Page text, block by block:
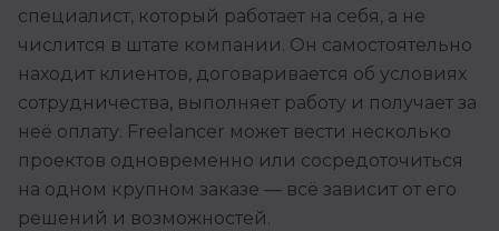
специалист, который работает на себя, а не
числится в штате компании. Он самостоятельно
находит клиентов, договаривается об условиях
сотрудничества, выполняет работу и получает за
неё оплату. Freelancer может вести несколько
проектов одновременно или сосредоточиться
на одном крупном заказе — всё зависит от его
решений и возможностей.